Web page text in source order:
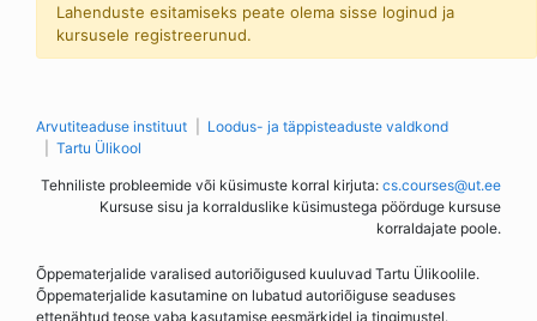
Lahenduste esitamiseks peate olema sisse loginud ja
kursusele registreerunud.
Arvutiteaduse instituut
Loodus- ja täppisteaduste valdkond
Tartu Ülikool
Tehniliste probleemide või küsimuste korral kirjuta: cs.courses@ut.ee
Kursuse sisu ja korralduslike küsimustega pöörduge kursuse
korraldajate poole.
Õppematerjalide varalised autoriõigused kuuluvad Tartu Ülikoolile.
Õppematerjalide kasutamine on lubatud autoriõiguse seaduses
ettenähtud teose vaba kasutamise eesmärkidel ja tingimustel.